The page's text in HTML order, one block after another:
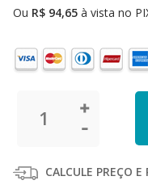
Ou R$ 94,65 à vista no
CALCULE PREÇO